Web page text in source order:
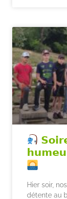
Hier soir,
détente au